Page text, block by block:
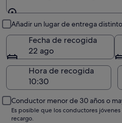
Añadir un lugar de entrega distinto
Fecha de recogida
22 ago
Hora de recogida
Conductor menor de 30 años o
Es posible que los conductores
recargo.